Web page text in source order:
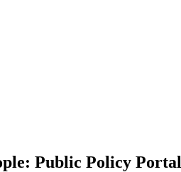
Public Policy Portal